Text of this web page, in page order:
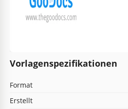
Vorlagenspezifikationen
Format
Erstellt